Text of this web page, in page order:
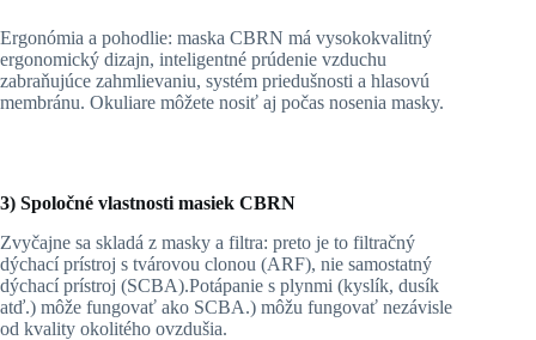
Ergonómia a pohodlie: maska CBRN má vysokokvalitný
ergonomický dizajn, inteligentné prúdenie vzduchu
zabraňujúce zahmlievaniu, systém priedušnosti a hlasovú
membránu. Okuliare môžete nosiť aj počas nosenia masky.
3) Spoločné vlastnosti masiek CBRN
Zvyčajne sa skladá z masky a filtra: preto je to filtračný
dýchací prístroj s tvárovou clonou (ARF), nie samostatný
dýchací prístroj (SCBA).Potápanie s plynmi (kyslík, dusík
atď.) môže fungovať ako SCBA.) môžu fungovať nezávisle
od kvality okolitého ovzdušia.